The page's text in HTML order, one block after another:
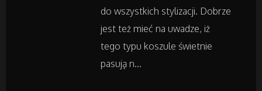
Transport
Części Samochodowe
do wszystkich stylizacji. Dobrze
jest też mieć na uwadze, iż
tego typu koszule świetnie
pasują n...